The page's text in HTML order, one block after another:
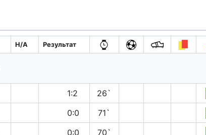
H/A Результат
1:2 26`
0:0 71`
0:0 70`